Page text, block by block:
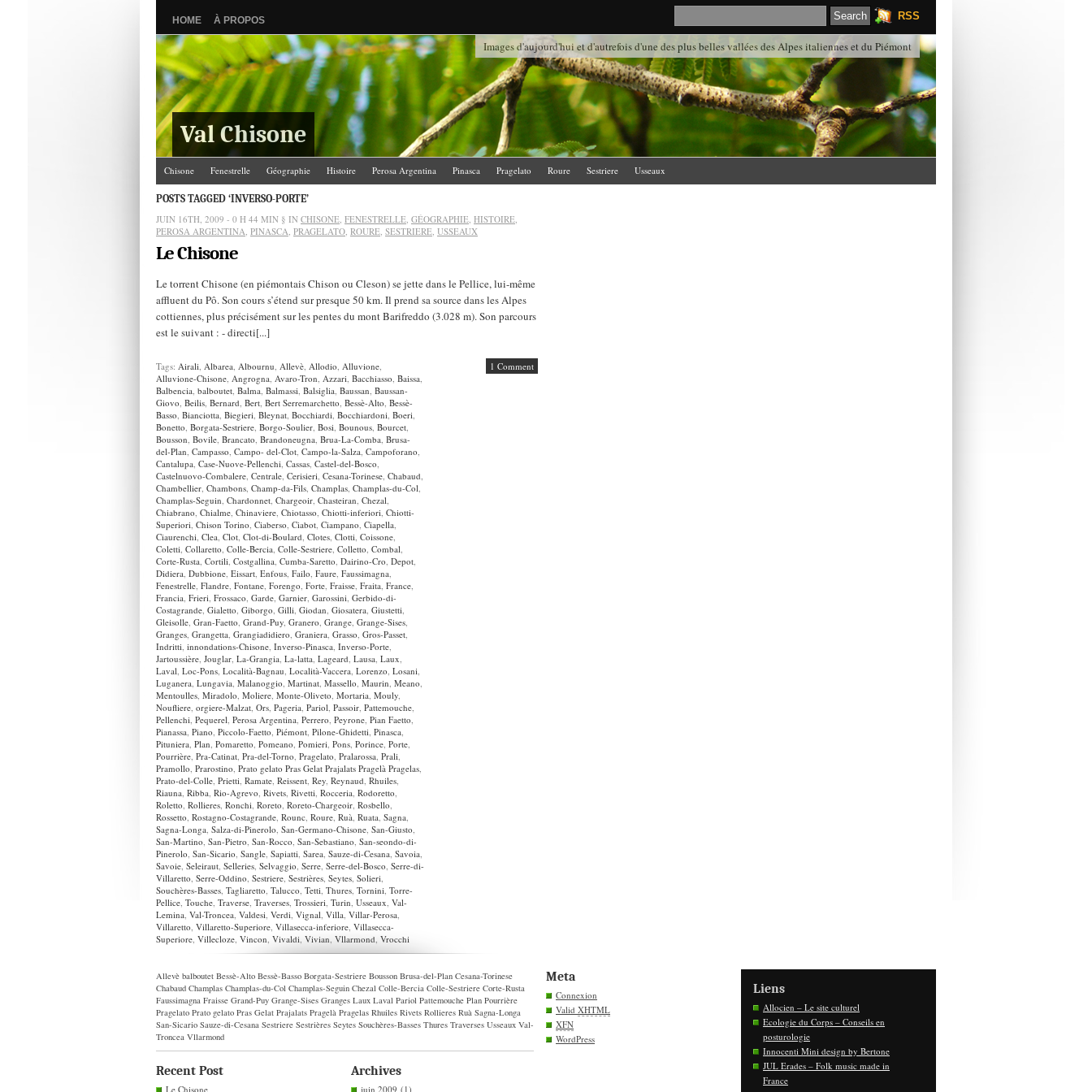
HOME À PROPOS RSS
Val Chisone
Images d'aujourd'hui et d'autrefois d'une des plus belles vallées des Alpes italiennes et du Piémont
Chisone Fenestrelle Géographie Histoire Perosa Argentina Pinasca Pragelato Roure Sestriere Usseaux
POSTS TAGGED ‘INVERSO-PORTE’
JUIN 16TH, 2009 - 0 H 44 MIN § IN CHISONE, FENESTRELLE, GÉOGRAPHIE, HISTOIRE,
PEROSA ARGENTINA, PINASCA, PRAGELATO, ROURE, SESTRIERE, USSEAUX
Le Chisone
Le torrent Chisone (en piémontais Chison ou Cleson) se jette dans le Pellice, lui-même
affluent du Pô. Son cours s’étend sur presque 50 km. Il prend sa source dans les Alpes
cottiennes, plus précisément sur les pentes du mont Barifreddo (3.028 m). Son parcours
est le suivant : - directi[...]
Tags: Airali, Albarea, Albournu, Allevè, Allodio, Alluvione,
Alluvione-Chisone, Angrogna, Avaro-Tron, Azzari, Bacchiasso, Baissa,
Balbencia, balboutet, Balma, Balmassi, Balsiglia, Baussan, Baussan-
Giovo, Beilis, Bernard, Bert, Bert Serremarchetto, Bessè-Alto, Bessè-
Basso, Bianciotta, Biegieri, Bleynat, Bocchiardi, Bocchiardoni, Boeri,
Bonetto, Borgata-Sestriere, Borgo-Soulier, Bosi, Bounous, Bourcet,
Bousson, Bovile, Brancato, Brandoneugna, Brua-La-Comba, Brusa-
del-Plan, Campasso, Campo- del-Clot, Campo-la-Salza, Campoforano,
Cantalupa, Case-Nuove-Pellenchi, Cassas, Castel-del-Bosco,
Castelnuovo-Combalere, Centrale, Cerisieri, Cesana-Torinese, Chabaud,
Chambellier, Chambons, Champ-da-Fils, Champlas, Champlas-du-Col,
Champlas-Seguin, Chardonnet, Chargeoir, Chasteiran, Chezal,
Chiabrano, Chialme, Chinaviere, Chiotasso, Chiotti-inferiori, Chiotti-
Superiori, Chison Torino, Ciaberso, Ciabot, Ciampano, Ciapella,
Ciaurenchi, Clea, Clot, Clot-di-Boulard, Clotes, Clotti, Coissone,
Coletti, Collaretto, Colle-Bercia, Colle-Sestriere, Colletto, Combal,
Corte-Rusta, Cortili, Costgallina, Cumba-Saretto, Dairino-Cro, Depot,
Didiera, Dubbione, Eissart, Enfous, Failo, Faure, Faussimagna,
Fenestrelle, Flandre, Fontane, Forengo, Forte, Fraisse, Fraita, France,
Francia, Frieri, Frossaco, Garde, Garnier, Garossini, Gerbido-di-
Costagrande, Gialetto, Giborgo, Gilli, Giodan, Giosatera, Giustetti,
Gleisolle, Gran-Faetto, Grand-Puy, Granero, Grange, Grange-Sises,
Granges, Grangetta, Grangiadidiero, Graniera, Grasso, Gros-Passet,
Indritti, innondations-Chisone, Inverso-Pinasca, Inverso-Porte,
Jartoussière, Jouglar, La-Grangia, La-latta, Lageard, Lausa, Laux,
Laval, Loc-Pons, Località-Bagnau, Località-Vaccera, Lorenzo, Losani,
Luganera, Lungavia, Malanoggio, Martinat, Massello, Maurin, Meano,
Mentoulles, Miradolo, Moliere, Monte-Oliveto, Mortaria, Mouly,
Noufliere, orgiere-Malzat, Ors, Pageria, Pariol, Passoir, Pattemouche,
Pellenchi, Pequerel, Perosa Argentina, Perrero, Peyrone, Pian Faetto,
Pianassa, Piano, Piccolo-Faetto, Piémont, Pilone-Ghidetti, Pinasca,
Pituniera, Plan, Pomaretto, Pomeano, Pomieri, Pons, Porince, Porte,
Pourrière, Pra-Catinat, Pra-del-Torno, Pragelato, Pralarossa, Prali,
Pramollo, Prarostino, Prato gelato Pras Gelat Prajalats Pragelà Pragelas,
Prato-del-Colle, Prietti, Ramate, Reissent, Rey, Reynaud, Rhuiles,
Riauna, Ribba, Rio-Agrevo, Rivets, Rivetti, Rocceria, Rodoretto,
Roletto, Rollieres, Ronchi, Roreto, Roreto-Chargeoir, Rosbello,
Rossetto, Rostagno-Costagrande, Rounc, Roure, Ruà, Ruata, Sagna,
Sagna-Longa, Salza-di-Pinerolo, San-Germano-Chisone, San-Giusto,
San-Martino, San-Pietro, San-Rocco, San-Sebastiano, San-seondo-di-
Pinerolo, San-Sicario, Sangle, Sapiatti, Sarea, Sauze-di-Cesana, Savoia,
Savoie, Seleiraut, Selleries, Selvaggio, Serre, Serre-del-Bosco, Serre-di-
Villaretto, Serre-Oddino, Sestriere, Sestrières, Seytes, Solieri,
Souchères-Basses, Tagliaretto, Talucco, Tetti, Thures, Tornini, Torre-
Pellice, Touche, Traverse, Traverses, Trossieri, Turin, Usseaux, Val-
Lemina, Val-Troncea, Valdesi, Verdi, Vignal, Villa, Villar-Perosa,
Villaretto, Villaretto-Superiore, Villasecca-inferiore, Villasecca-
Superiore, Villecloze, Vincon, Vivaldi, Vivian, Vllarmond, Vrocchi
1 Comment
Allevè balboutet Bessè-Alto Bessè-Basso Borgata-Sestriere Bousson Brusa-del-Plan Cesana-Torinese
Chabaud Champlas Champlas-du-Col Champlas-Seguin Chezal Colle-Bercia Colle-Sestriere Corte-Rusta
Faussimagna Fraisse Grand-Puy Grange-Sises Granges Laux Laval Pariol Pattemouche Plan Pourrière
Pragelato Prato gelato Pras Gelat Prajalats Pragelà Pragelas Rhuiles Rivets Rollieres Ruà Sagna-Longa
San-Sicario Sauze-di-Cesana Sestriere Sestrières Seytes Souchères-Basses Thures Traverses Usseaux Val-
Troncea Vllarmond
Recent Post
Le Chisone
Archives
juin 2009 (1)
Meta
Connexion
Valid XHTML
XFN
WordPress
Liens
Allocien – Le site culturel
Ecologie du Corps – Conseils en
posturologie
Innocenti Mini design by Bertone
JUL Erades – Folk music made in
France